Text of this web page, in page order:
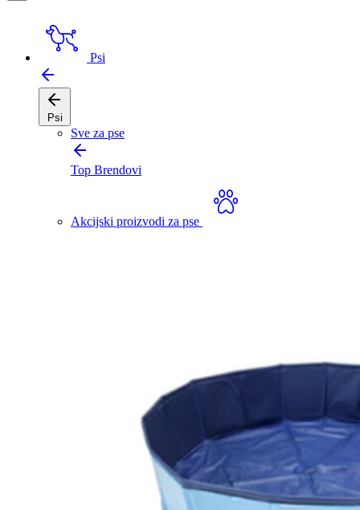
Psi
Psi
Sve za pse
Top Brendovi
Akcijski proizvodi za pse